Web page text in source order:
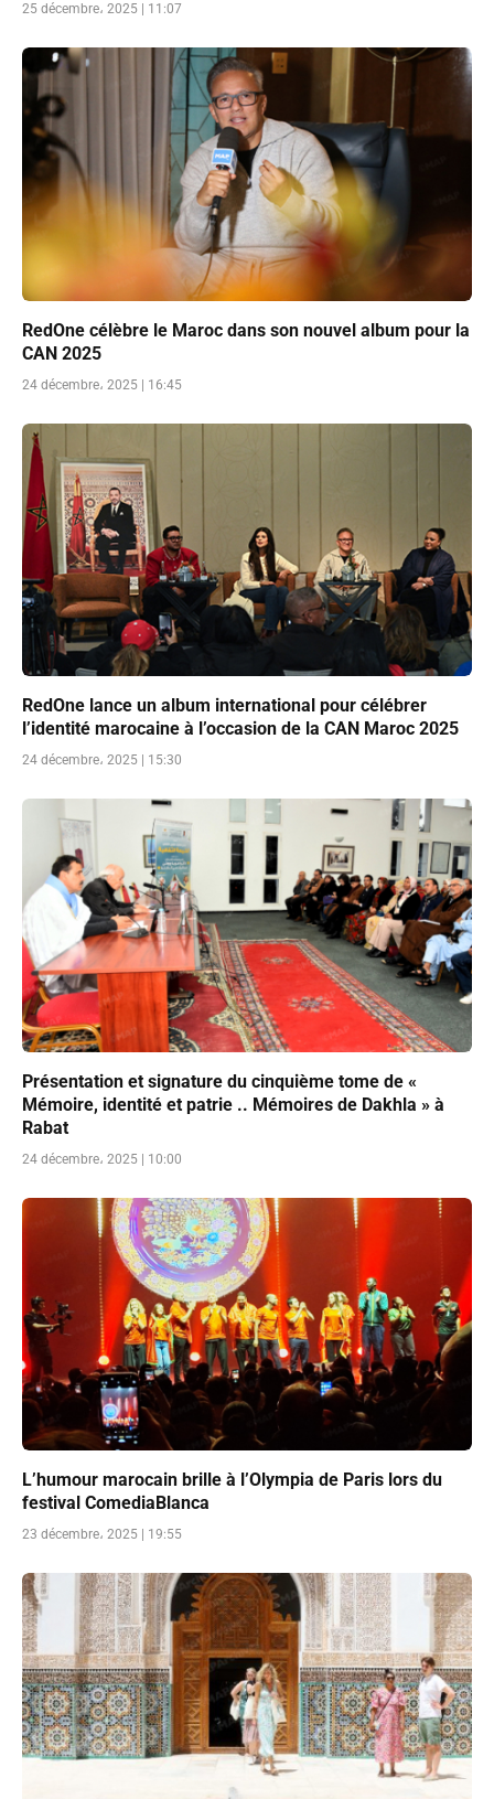
25 décembre، 2025 | 11:07
RedOne célèbre le Maroc dans son nouvel album pour la
CAN 2025
24 décembre، 2025 | 16:45
RedOne lance un album international pour célébrer
l’identité marocaine à l’occasion de la CAN Maroc 2025
24 décembre، 2025 | 15:30
Présentation et signature du cinquième tome de «
Mémoire, identité et patrie .. Mémoires de Dakhla » à
Rabat
24 décembre، 2025 | 10:00
L’humour marocain brille à l’Olympia de Paris lors du
festival ComediaBlanca
23 décembre، 2025 | 19:55